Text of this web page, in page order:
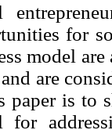
for
model
are
paper is to
for